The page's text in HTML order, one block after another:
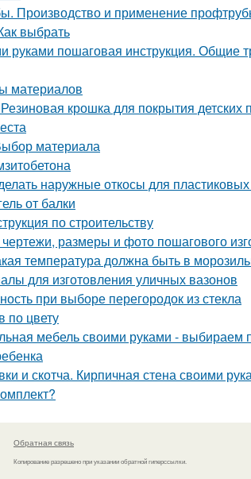
Производство и применение
выбрать
пошаговая инструкция. Общие
материалов
крошка для покрытия детских
материала
наружные откосы для
от балки
по строительству
размеры и фото пошагового
температура должна быть в
для изготовления уличных вазонов
при выборе перегородок из стекла
по цвету
мебель своими руками - выбираем
и скотча. Кирпичная стена своими
Обратная связь
Копирование разрешено при указании обратной гиперссылки.